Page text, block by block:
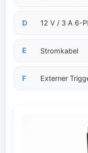
D 12 V / 3 A 6-
E Stromkabel
F Externer